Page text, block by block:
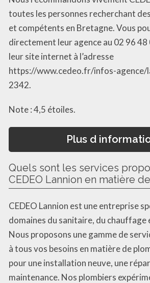
toutes les personnes recherchant
et compétents en Bretagne. Vous
directement leur agence au 02 96
leur site internet à l’adresse
https://www.cedeo.fr/infos-agence/
2342.
Note : 4,5 étoiles.
Plus d
Quels sont les services
CEDEO Lannion en matière
CEDEO Lannion est une entreprise
domaines du sanitaire, du chauffage
Nous proposons une gamme de
à tous vos besoins en matière de
pour une installation neuve, une
maintenance. Nos plombiers